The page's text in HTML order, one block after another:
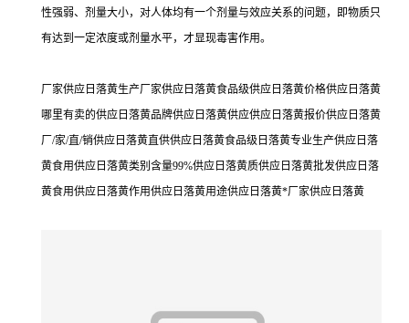
性强弱、剂量大小，对人体均有一个剂量与效应关系的问题，即物质只
有达到一定浓度或剂量水平，才显现毒害作用。
厂家供应日落黄生产厂家供应日落黄食品级供应日落黄价格供应日落黄
哪里有卖的供应日落黄品牌供应日落黄供应供应日落黄报价供应日落黄
厂/家/直/销供应日落黄直供供应日落黄食品级日落黄专业生产供应日落
黄食用供应日落黄类别含量99%供应日落黄质供应日落黄批发供应日落
黄食用供应日落黄作用供应日落黄用途供应日落黄*厂家供应日落黄